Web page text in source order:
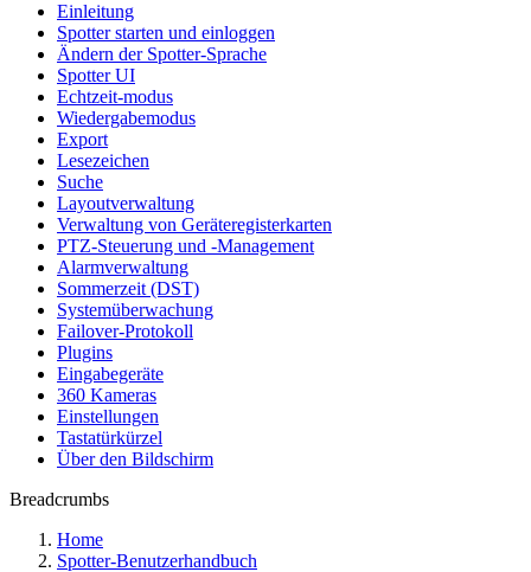
Einleitung
Spotter starten und einloggen
Ändern der Spotter-Sprache
Spotter UI
Echtzeit-modus
Wiedergabemodus
Export
Lesezeichen
Suche
Layoutverwaltung
Verwaltung von Geräteregisterkarten
PTZ-Steuerung und -Management
Alarmverwaltung
Sommerzeit (DST)
Systemüberwachung
Failover-Protokoll
Plugins
Eingabegeräte
360 Kameras
Einstellungen
Tastatürkürzel
Über den Bildschirm
Breadcrumbs
Home
Spotter-Benutzerhandbuch